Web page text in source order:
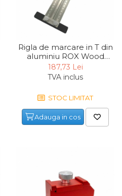
Rigla de marcare in T din
aluminiu ROX Wood
153ROX0090, 300 mm
187,73 Lei
TVA inclus
STOC LIMITAT
Adauga in cos